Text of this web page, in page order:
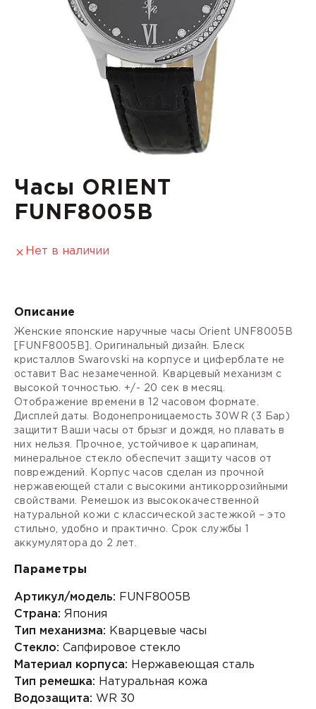
Часы ORIENT
FUNF8005B
Нет в наличии
Описание
Женские японские наручные часы Orient UNF8005B
[FUNF8005B]. Оригинальный дизайн. Блеск
кристаллов Swarovski на корпусе и циферблате не
оставит Вас незамеченной. Кварцевый механизм с
высокой точностью. +/- 20 сек в месяц.
Отображение времени в 12 часовом формате.
Дисплей даты. Водонепроницаемость 30WR (3 Бар)
защитит Ваши часы от брызг и дождя, но плавать в
них нельзя. Прочное, устойчивое к царапинам,
минеральное стекло обеспечит защиту часов от
повреждений. Корпус часов сделан из прочной
нержавеющей стали с высокими антикоррозийными
свойствами. Ремешок из высококачественной
натуральной кожи с классической застежкой – это
стильно, удобно и практично. Срок службы 1
аккумулятора до 2 лет.
Параметры
Артикул/модель: FUNF8005B
Страна: Япония
Тип механизма: Кварцевые часы
Стекло: Сапфировое стекло
Материал корпуса: Нержавеющая сталь
Тип ремешка: Натуральная кожа
Водозащита: WR 30